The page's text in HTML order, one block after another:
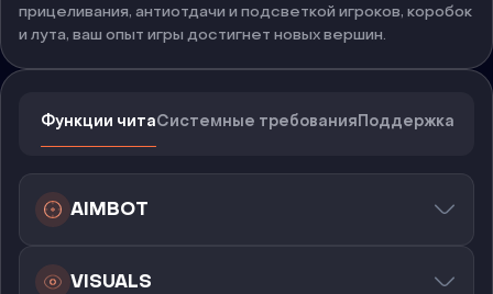
прицеливания, антиотдачи и подсветкой игроков, коробок
и лута, ваш опыт игры достигнет новых вершин.
Функции читаСистемные требованияПоддержка
AIMBOT
VISUALS